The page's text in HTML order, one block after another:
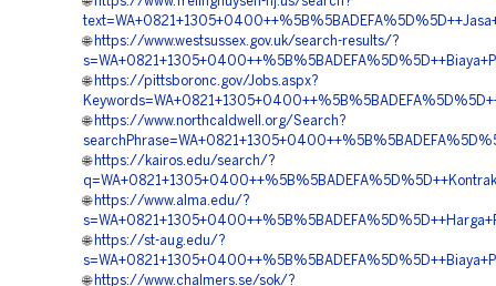
🌐 https://www.westsussex.gov.uk/search-results/?
🌐 https://pittsboronc.gov/Jobs.aspx?
🌐 https://www.northcaldwell.org/Search?
🌐 https://kairos.edu/search/?
🌐 https://www.alma.edu/?
🌐 https://st-aug.edu/?
🌐 https://www.chalmers.se/sok/?